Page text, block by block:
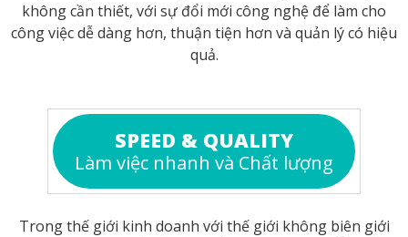
không cần thiết, với sự đổi mới công nghệ để làm cho
công việc dễ dàng hơn, thuận tiện hơn và quản lý có hiệu
quả.
SPEED & QUALITY
Làm việc nhanh và Chất lượng
Trong thế giới kinh doanh với thế giới không biên giới